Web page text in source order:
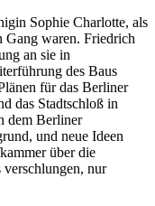
Sophie Charlotte, als
Gang waren. Friedrich
an sie in
des Baus
für das Berliner
das Stadtschloß in
dem Berliner
und neue Ideen
über die
nur